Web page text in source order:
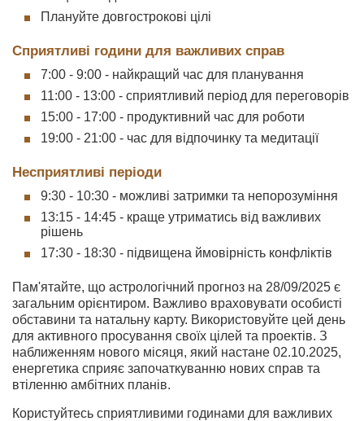
Плануйте довгострокові цілі
Сприятливі години для важливих справ
7:00 - 9:00 - найкращий час для планування
11:00 - 13:00 - сприятливий період для переговорів
15:00 - 17:00 - продуктивний час для роботи
19:00 - 21:00 - час для відпочинку та медитації
Несприятливі періоди
9:30 - 10:30 - можливі затримки та непорозуміння
13:15 - 14:45 - краще утриматись від важливих
рішень
17:30 - 18:30 - підвищена ймовірність конфліктів
Пам'ятайте, що астрологічний прогноз на 28/09/2025 є
загальним орієнтиром. Важливо враховувати особисті
обставини та натальну карту. Використовуйте цей день
для активного просування своїх цілей та проектів. З
наближенням нового місяця, який настане 02.10.2025,
енергетика сприяє започаткуванню нових справ та
втіленню амбітних планів.
Користуйтесь сприятливими годинами для важливих